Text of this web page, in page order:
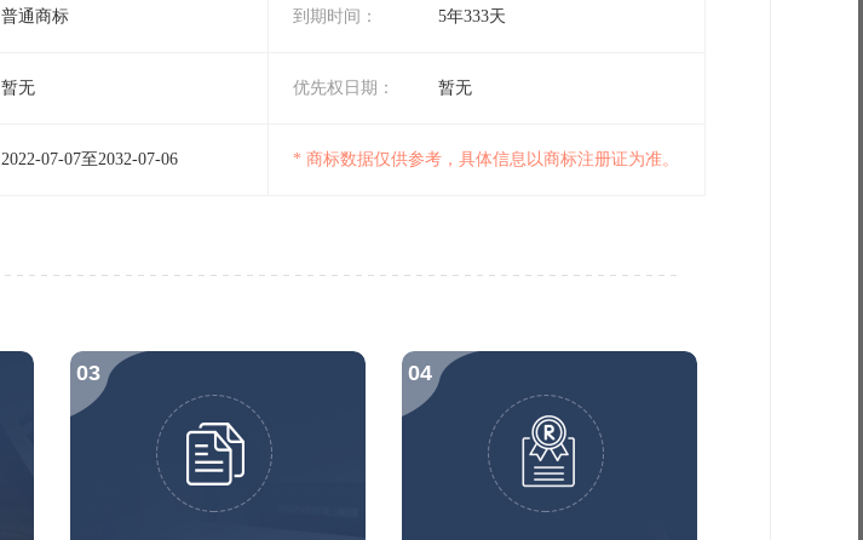
普通商标 到期时间： 5年333天
暂无 优先权日期： 暂无
2022-07-07至2032-07-06 * 商标数据仅供参考，具体信息以商标注册证为准。